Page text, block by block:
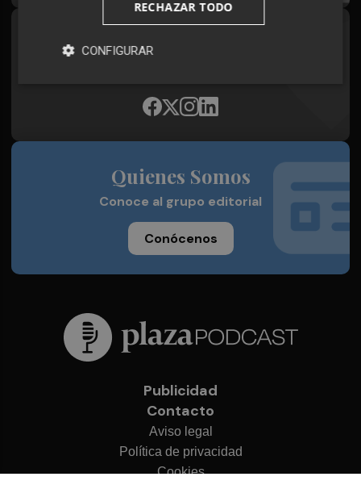
Síguenos en redes
Quienes Somos
Conoce al grupo editorial
Conócenos
Publicidad
Contacto
Aviso legal
Política de privacidad
Cookies
RECHAZAR TODO
CONFIGURAR